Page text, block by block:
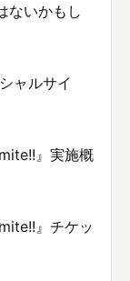
ないかもし
ャルサイ
』実施概
』チケッ